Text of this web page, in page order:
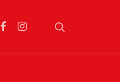
facebookinstagram